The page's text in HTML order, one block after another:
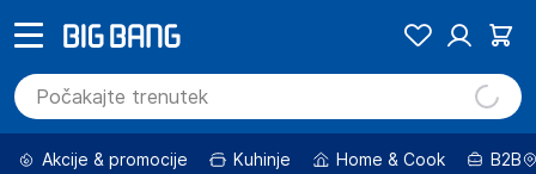
Akcije & promocije Kuhinje Home & Cook B2B